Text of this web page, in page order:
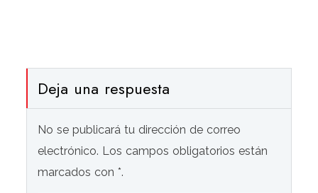
Deja una respuesta
No se publicará tu dirección de correo
electrónico. Los campos obligatorios están
marcados con *.